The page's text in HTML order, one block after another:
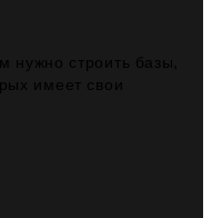
нужно строить базы,
имеет свои